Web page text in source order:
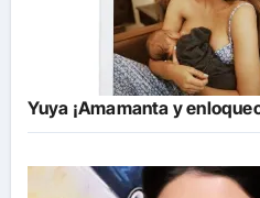
Yuya ¡Amamanta y